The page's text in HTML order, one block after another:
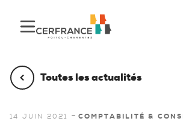
Toutes les actualités
14 JUIN 2021 - COMPTABILITÉ &